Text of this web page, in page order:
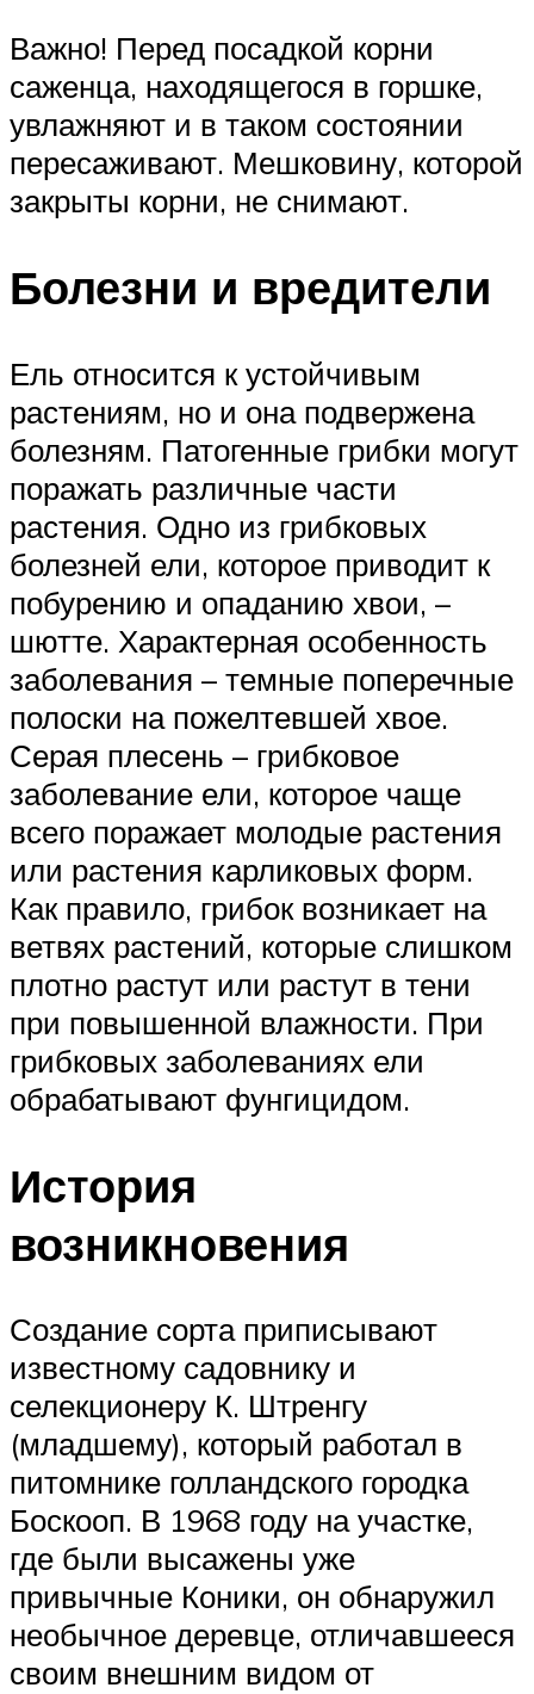
Важно! Перед посадкой корни
саженца, находящегося в горшке,
увлажняют и в таком состоянии
пересаживают. Мешковину, которой
закрыты корни, не снимают.
Болезни и вредители
Ель относится к устойчивым
растениям, но и она подвержена
болезням. Патогенные грибки могут
поражать различные части
растения. Одно из грибковых
болезней ели, которое приводит к
побурению и опаданию хвои, –
шютте. Характерная особенность
заболевания – темные поперечные
полоски на пожелтевшей хвое.
Серая плесень – грибковое
заболевание ели, которое чаще
всего поражает молодые растения
или растения карликовых форм.
Как правило, грибок возникает на
ветвях растений, которые слишком
плотно растут или растут в тени
при повышенной влажности. При
грибковых заболеваниях ели
обрабатывают фунгицидом.
История
возникновения
Создание сорта приписывают
известному садовнику и
селекционеру К. Штренгу
(младшему), который работал в
питомнике голландского городка
Боскооп. В 1968 году на участке,
где были высажены уже
привычные Коники, он обнаружил
необычное деревце, отличавшееся
своим внешним видом от